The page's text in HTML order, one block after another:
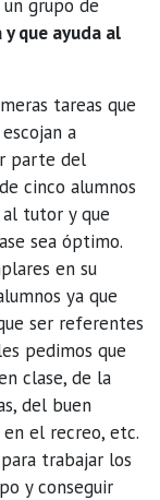
un grupo de
que ayuda al
tareas que
a
parte del
cinco alumnos
al tutor y que
sea óptimo.
en su
ya que
ser referentes
pedimos que
clase, de la
del buen
el recreo, etc.
para trabajar los
y conseguir